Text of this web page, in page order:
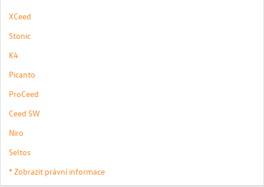
XCeed
Stonic
K4
Picanto
ProCeed
Ceed SW
Niro
Seltos
* Zobrazit právní informace